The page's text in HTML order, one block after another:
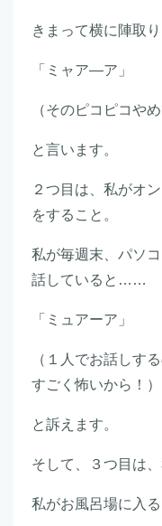
きまって横に陣取り
「ミャア―ア」
（そのピコピコや
と言います。
２つ目は、私がオ
をすること。
私が毎週末、パソ
話していると……
「ミュアーア」
（１人でお話しす
すごく怖いから！）
と訴えます。
そして、３つ目は
私がお風呂場に入